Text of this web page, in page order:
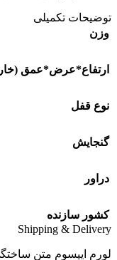
توضیحات تکمیلی
وزن
ارتفاع*عرض*عمق
نوع قفل
گنجایش
دراور
کشور سازنده
Shipping & Delivery
لورم ایپسوم متن